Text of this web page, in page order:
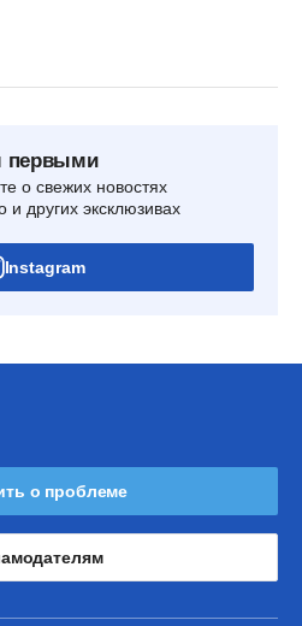
первыми
о свежих новостях
и других эксклюзивах
Instagram
о проблеме